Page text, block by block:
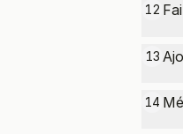
12
13
14